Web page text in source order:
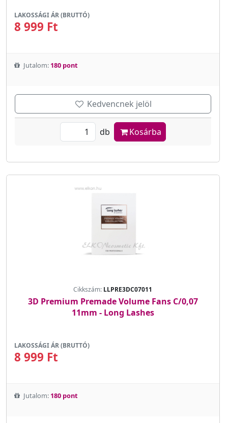
LAKOSSÁGI ÁR (BRUTTÓ)
8 999 Ft
Jutalom: 180 pont
Kedvencnek jelöl
db Kosárba
Cikkszám: LLPRE3DC07011
3D Premium Premade Volume Fans C/0,07
11mm - Long Lashes
LAKOSSÁGI ÁR (BRUTTÓ)
8 999 Ft
Jutalom: 180 pont